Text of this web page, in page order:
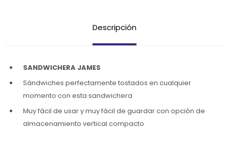
Descripción
SANDWICHERA JAMES
Sándwiches perfectamente tostados en cualquier
momento con esta sandwichera
Muy fácil de usar y muy fácil de guardar con opción de
almacenamiento vertical compacto